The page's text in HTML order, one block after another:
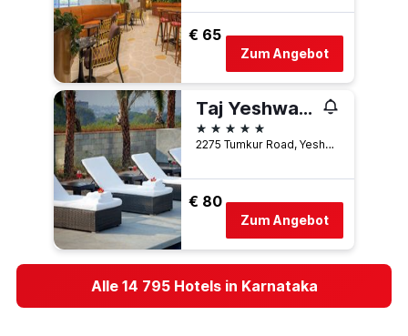
€ 65
Zum Angebot
Taj Yeshwantpur Bengaluru
5 Sterne
2275 Tumkur Road, Yeshwantpur, Bengaluru, Indien
€ 80
Zum Angebot
Alle 14 795 Hotels in Karnataka